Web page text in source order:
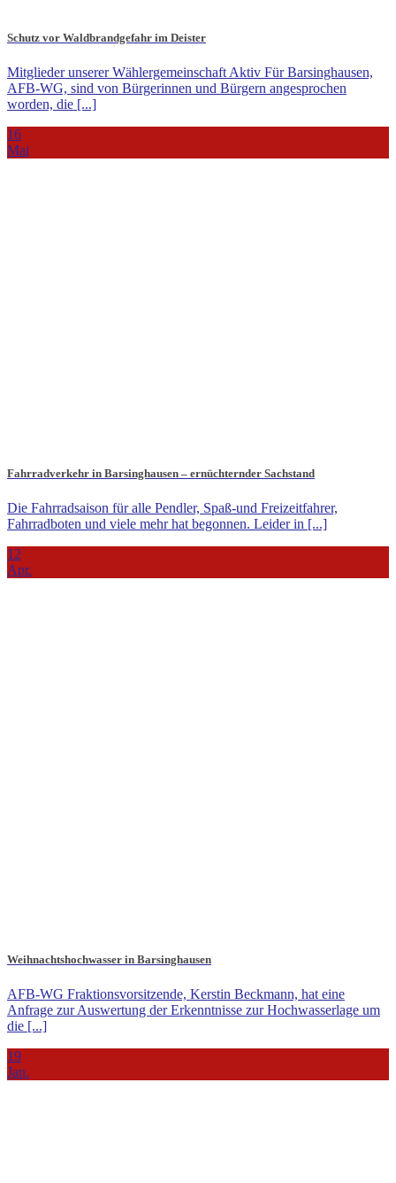
Schutz vor Waldbrandgefahr im Deister
Mitglieder unserer Wählergemeinschaft Aktiv Für Barsinghausen,
AFB-WG, sind von Bürgerinnen und Bürgern angesprochen
worden, die [...]
16
Mai
Fahrradverkehr in Barsinghausen – ernüchternder Sachstand
Die Fahrradsaison für alle Pendler, Spaß-und Freizeitfahrer,
Fahrradboten und viele mehr hat begonnen. Leider in [...]
12
Apr.
Weihnachtshochwasser in Barsinghausen
AFB-WG Fraktionsvorsitzende, Kerstin Beckmann, hat eine
Anfrage zur Auswertung der Erkenntnisse zur Hochwasserlage um
die [...]
19
Jan.